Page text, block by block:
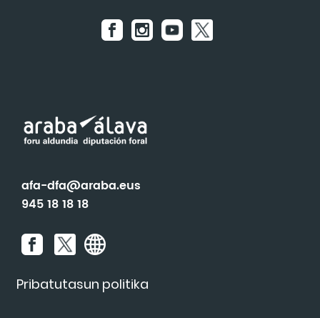
Ekainak 26, Lukiano
Uztailak 5, Luko
Pribatutasun politika
afa-dfa@araba.eus
945 18 18 18